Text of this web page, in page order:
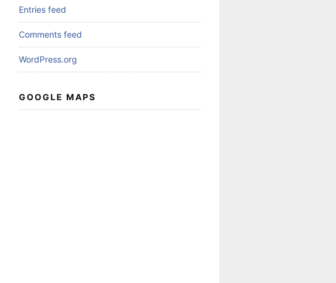
Entries feed
Comments feed
WordPress.org
GOOGLE MAPS